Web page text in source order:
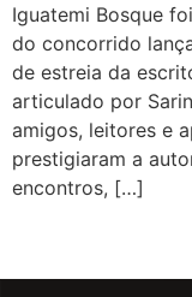
Iguatemi Bosque
do concorrido
de estreia da
articulado por
amigos, leitores e
prestigiaram a
encontros, […]